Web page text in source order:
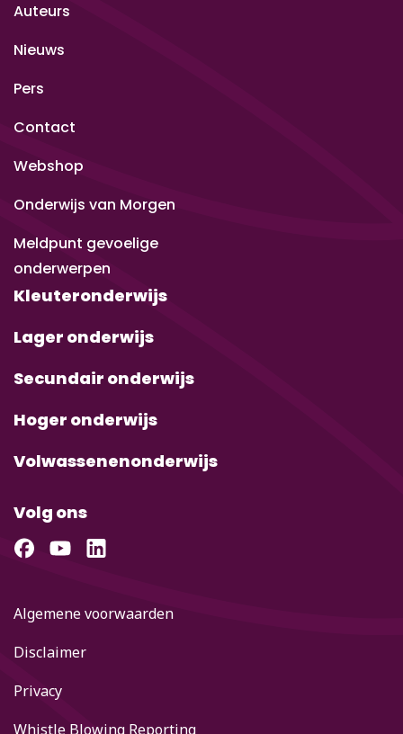
Auteurs
Nieuws
Pers
Contact
Webshop
Onderwijs van Morgen
Meldpunt gevoelige
onderwerpen
Kleuteronderwijs
Lager onderwijs
Secundair onderwijs
Hoger onderwijs
Volwassenenonderwijs
Volg ons
Algemene voorwaarden
Disclaimer
Privacy
Whistle Blowing Reporting